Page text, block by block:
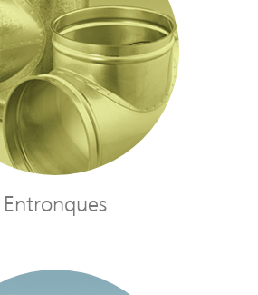
Entronques